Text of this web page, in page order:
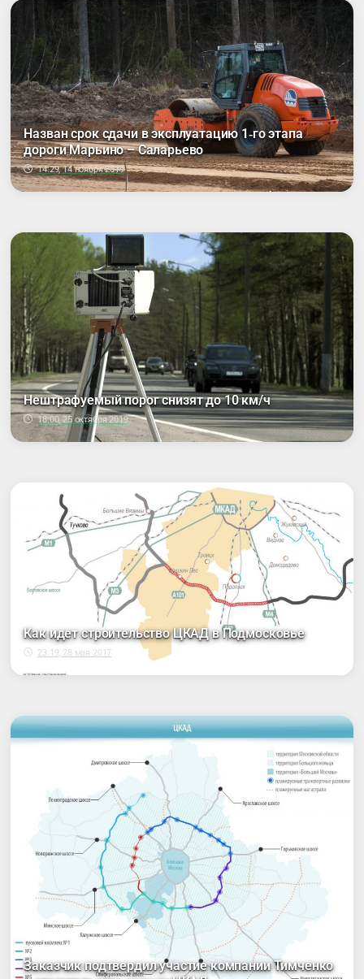
Назван срок сдачи в эксплуатацию 1‑го этапа
дороги Марьино – Саларьево
14:29, 14 ноября 2019
Нештрафуемый порог снизят до 10 км/ч
18:00, 25 октября 2019
Как идет строительство ЦКАД в Подмосковье
23:19, 28 мая 2017
Заказчик подтвердил участие компании Тимченко